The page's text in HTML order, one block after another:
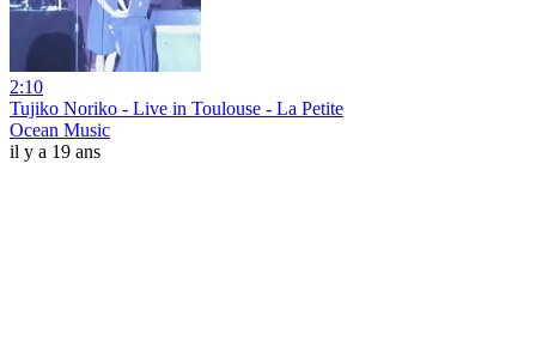
2:10
Tujiko Noriko - Live in Toulouse - La Petite
Ocean Music
il y a 19 ans